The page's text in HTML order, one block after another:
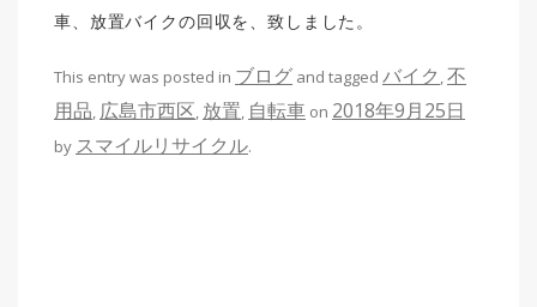
車、放置バイクの回収を、致しました。
This entry was posted in ブログ and tagged バイク ,不
用品, 広島市西区, 放置, 自転車 on 2018年9月25日
by スマイルリサイクル.